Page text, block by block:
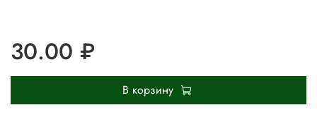
30.00 ₽
В корзину